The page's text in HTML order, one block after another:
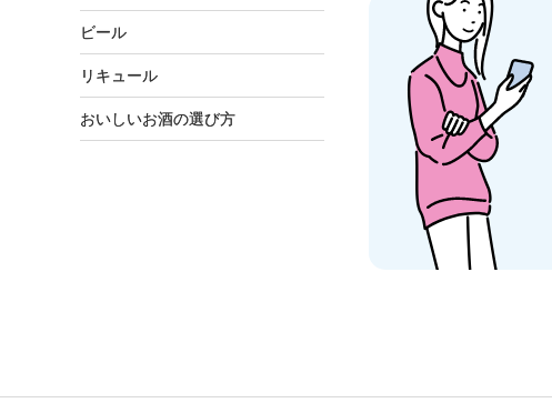
ビール
リキュール
おいしいお酒の選び方